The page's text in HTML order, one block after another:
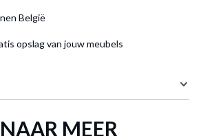
België
opslag van jouw meubels
MEER
SISSI Rozeis toegevoegd